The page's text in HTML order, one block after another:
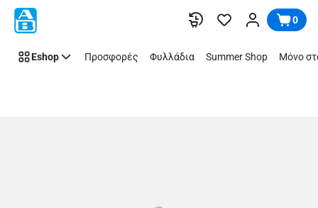
Παράλειψη
Store
Details
0
Eshop Προσφορές Φυλλάδια Summer Shop Μόνο